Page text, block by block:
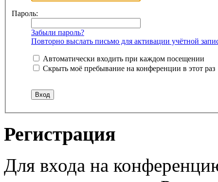
Пароль:
Забыли пароль?
Повторно выслать письмо для активации учётной
Автоматически входить при каждом посещении
Скрыть моё пребывание на конференции в этот раз
Регистрация
Для входа на